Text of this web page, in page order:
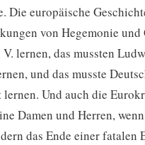
Die europäische
von Hegemonie
lernen, das mussten
und das musste
lernen. Und auch die
Damen und Herren,
das Ende einer fatalen